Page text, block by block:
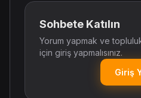
Sohbete Katılın
Yorum yapmak ve
için giriş yapmalısınız.
Giriş